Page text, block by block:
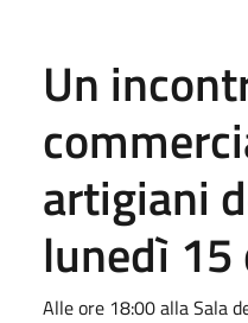
Un
artigiani
lunedì
Alle ore 18:00 alla Sala